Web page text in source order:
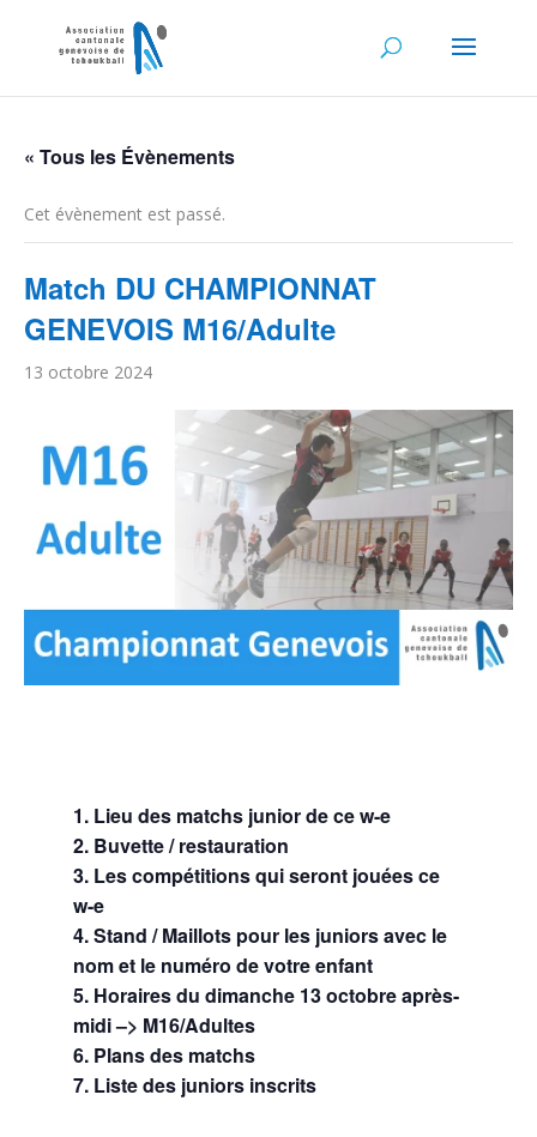
« Tous les Évènements
Cet évènement est passé.
Match DU CHAMPIONNAT
GENEVOIS M16/Adulte
13 octobre 2024
1. Lieu des matchs junior de ce w-e
2. Buvette / restauration
3. Les compétitions qui seront jouées ce
w-e
4. Stand / Maillots pour les juniors avec le
nom et le numéro de votre enfant
5. Horaires du dimanche 13 octobre après-
midi –> M16/Adultes
6. Plansdes matchs
7. Liste des juniors inscrits